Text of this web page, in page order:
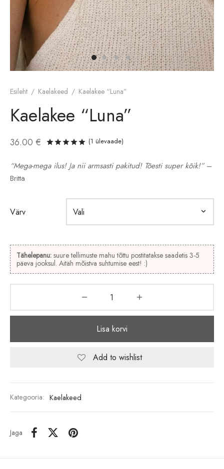
Esileht / Kaelakeed / Kaelakee “Luna”
Kaelakee “Luna”
Hinnatud/5
(1 ülevaade)
36.00 €
“Mega-mega ilus! Ja nii armsasti pakitud! Tõesti super kõik!”–
Britta
Värv
Tähelepanu: suure tellimuste mahu tõttu postitatakse saadetis 3-5
päeva jooksul. Aitäh mõistva suhtumise eest! :)
Lisa korvi
Add to wishlist
Kategooria: Kaelakeed
Jaga